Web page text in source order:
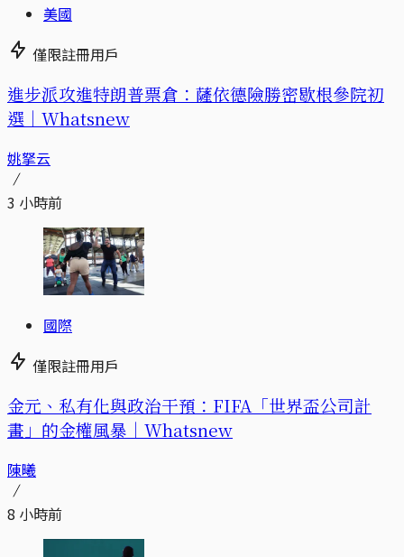
美國
僅限註冊用戶
進步派攻進特朗普票倉：薩依德險勝密歇根參院初
選｜Whatsnew
姚拏云
3 小時前
國際
僅限註冊用戶
金元、私有化與政治干預：FIFA「世界盃公司計
畫」的金權風暴｜Whatsnew
陳曦
8 小時前